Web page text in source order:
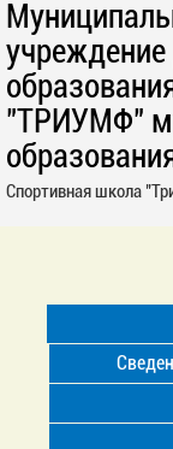
учреждение
"ТРИУМФ"
Спортивная школа